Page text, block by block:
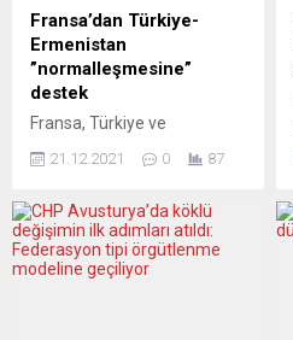
simsarlar kendileri gidip talip
oluyor, cazip teklifler verip,...
Fransa’dan Türkiye-
Ermenistan
”normalleşmesine”
destek
Fransa, Türkiye ve
arasındaki ilişkilerin
temsilciler atamasını
desteklediğini açıkladı.
Fransa Dışişleri
21.12.2021 0 87